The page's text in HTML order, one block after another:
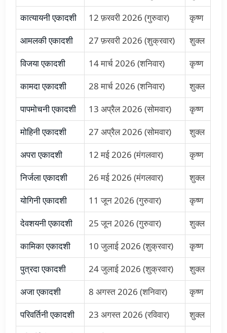
कात्यायनी एकादशी
12 फ़रवरी 2026 (गुरुवार)
कृष्ण
आमलकी एकादशी
27 फ़रवरी 2026 (शुक्रवार)
शुक्ल
विजया एकादशी
14 मार्च 2026 (शनिवार)
कृष्ण
कामदा एकादशी
28 मार्च 2026 (शनिवार)
शुक्ल
पापमोचनी एकादशी
13 अप्रैल 2026 (सोमवार)
कृष्ण
मोहिनी एकादशी
27 अप्रैल 2026 (सोमवार)
शुक्ल
अपरा एकादशी
12 मई 2026 (मंगलवार)
कृष्ण
निर्जला एकादशी
26 मई 2026 (मंगलवार)
शुक्ल
योगिनी एकादशी
11 जून 2026 (गुरुवार)
कृष्ण
देवशयनी एकादशी
25 जून 2026 (गुरुवार)
शुक्ल
कामिका एकादशी
10 जुलाई 2026 (शुक्रवार)
कृष्ण
पुत्रदा एकादशी
24 जुलाई 2026 (शुक्रवार)
शुक्ल
अजा एकादशी
8 अगस्त 2026 (शनिवार)
कृष्ण
परिवर्तिनी एकादशी
23 अगस्त 2026 (रविवार)
शुक्ल